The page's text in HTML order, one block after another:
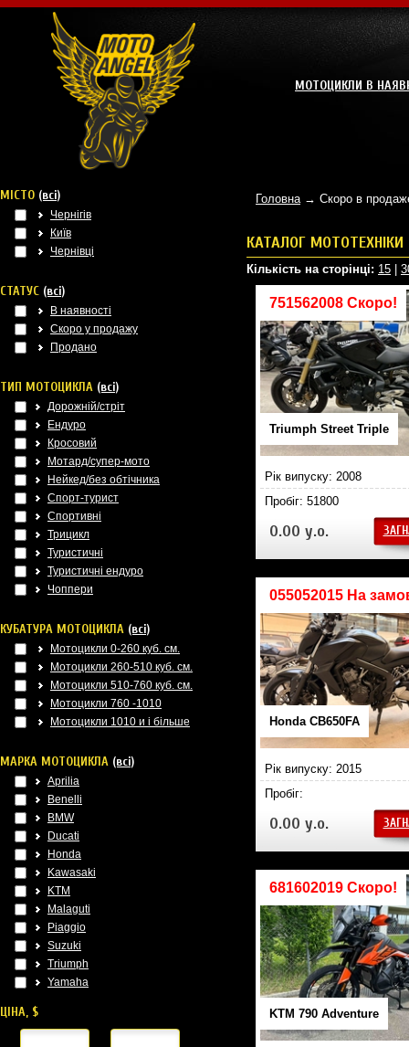
МОТОЦИКЛИ В
Головна→ Скоро в
КАТАЛОГ МОТОТЕХНІКИ
Кількість на сторінці: 15
751562008 Скоро!
Triumph Street Triple
Рік випуску: 2008
Пробіг: 51800
0.00 у.о.
055052015 На
Honda CB650FA
Рік випуску: 2015
Пробіг:
0.00 у.о.
681602019 Скоро!
KTM 790 Adventure
МІСТО (всі)
Чернігів
Київ
Чернівці
СТАТУС (всі)
В наявності
Скоро у продажу
Продано
ТИП МОТОЦИКЛА (всі)
Дорожній/стріт
Ендуро
Кросовий
Мотард/супер-мото
Нейкед/без обтічника
Спорт-турист
Спортивні
Трицикл
Туристичні
Туристичні ендуро
Чоппери
КУБАТУРА МОТОЦИКЛА (всі)
Мотоцикли 0-260 куб. см.
Мотоцикли 260-510 куб. см.
Мотоцикли 510-760 куб. см.
Мотоцикли 760 -1010
Мотоцикли 1010 и і більше
МАРКА МОТОЦИКЛА (всі)
Aprilia
Benelli
BMW
Ducati
Honda
Kawasaki
KTM
Malaguti
Piaggio
Suzuki
Triumph
Yamaha
ЦІНА, $